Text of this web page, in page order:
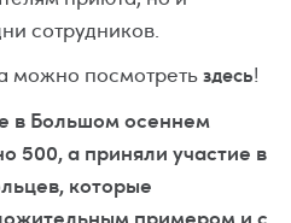
сотрудников.
можно посмотретьздесь!
в Большом осеннем
500, а приняли участие в
которые